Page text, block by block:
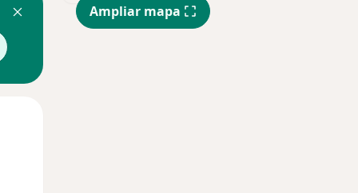
Ampliar mapa